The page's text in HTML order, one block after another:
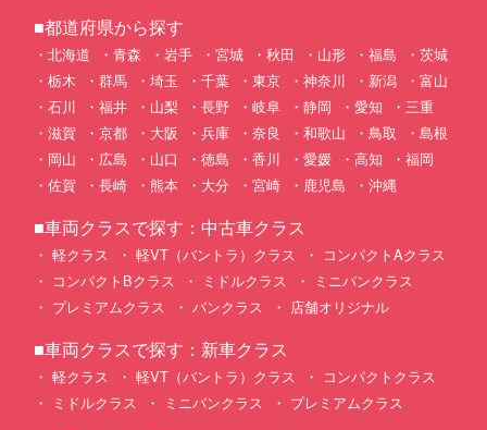
■都道府県から探す
北海道 青森 岩手 宮城 秋田 山形 福島
茨城
栃木
群馬 埼玉 千葉 東京 神奈川 新潟
富山
石川
福井 山梨 長野 岐阜 静岡 愛知
三重
滋賀
京都 大阪 兵庫 奈良 和歌山 鳥取
島根
岡山
広島 山口 徳島 香川 愛媛 高知
福岡
佐賀
長崎 熊本 大分 宮崎 鹿児島 沖縄
■車両クラスで探す：中古車クラス
軽クラス 軽VT（バントラ）クラス
コンパクトAクラス
コンパクトBクラス
ミドルクラス
ミニバンクラス
プレミアムクラス
バンクラス 店舗オリジナル
■車両クラスで探す：新車クラス
軽クラス 軽VT（バントラ）クラス
コンパクトクラス
ミドルクラス
ミニバンクラス プレミアムクラス